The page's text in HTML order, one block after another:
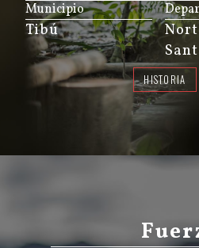
Municipio
Tibú
HISTORIA